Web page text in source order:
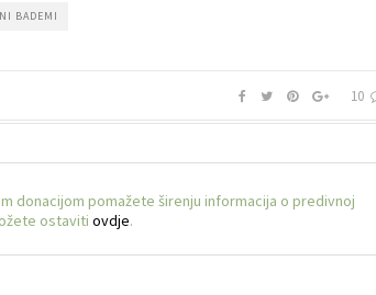
BADEMI
10
donacijom pomažete širenju informacija o predivnoj
ostaviti ovdje.